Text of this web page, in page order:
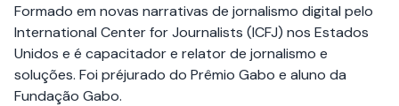
Formado em novas narrativas de jornalismo digital pelo
International Center for Journalists (ICFJ) nos Estados
Unidos e é capacitador e relator de jornalismo e
soluções. Foi préjurado do Prêmio Gabo e aluno da
Fundação Gabo.